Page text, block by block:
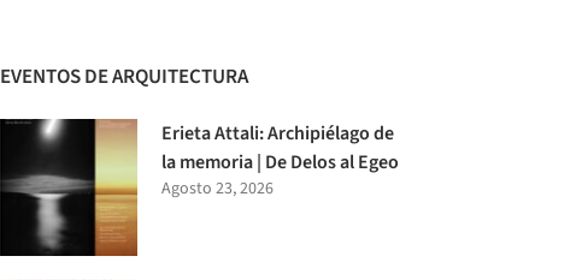
EVENTOS DE ARQUITECTURA
Erieta Attali: Archipiélago de
la memoria | De Delos al Egeo
Agosto 23, 2026